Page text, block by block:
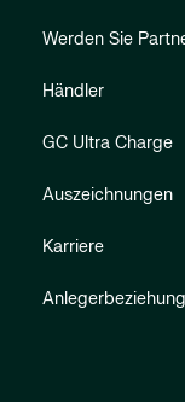
Werden Sie
Händler
GC Ultra Charge
Auszeichnungen
Karriere